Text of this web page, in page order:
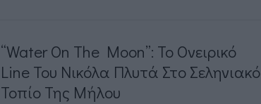
“Water On The Moon”: Το Ονειρικό
Line Του Νικόλα Πλυτά Στο Σεληνιακό
Τοπίο Της Μήλου